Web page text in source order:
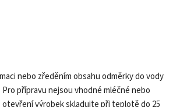
nebo zředěním obsahu odměrky do vody
přípravu nejsou vhodné mléčné nebo
otevření výrobek skladujte při teplotě do 25